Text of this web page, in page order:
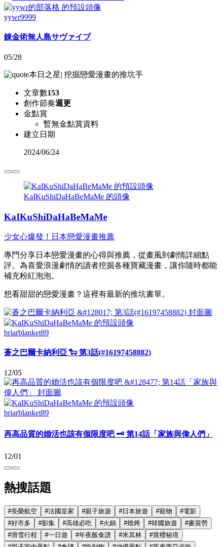
yywr9999
錬金術無人島サヴァイブ
05/28
本日之星| 挖掘戀愛漫畫的推坑手
文章數153
創作節奏週更
金點賞
暫無金點賞資料
建立日期
2024/06/24
KaIKuShiDaHaBeMaMe 的頭像
KaIKuShiDaHaBeMaMe
少女心爆發！日本戀愛漫畫推薦
專門分享日本戀愛漫畫的心得與推薦，從畫風到劇情詳細點
評。為喜愛浪漫劇情的讀者挖掘各種寶藏漫畫，讓你隨時都能
補充粉紅泡泡。
想看甜甜的戀愛漫畫？這裡有最新的推坑書單。
briarblanket89
蒼之巴爾卡納利亞 🐑 第3話(#16197458882)
12/05
briarblanket89
再高品質的婚活也該有個限度吧 🗝️ 第14話「家族與偉人們」
12/01
熱搜話題
#長榮航空 #法國皇家 #親子旅遊 #日本旅遊 #寵物 #電影
#好市多 #影集 #高雄必吃 #火鍋 #燒烤 #韓國旅遊 #麥當勞
#滑雪行程 #一日遊 #年夜飯食譜 #米其林 #賞櫻秘境